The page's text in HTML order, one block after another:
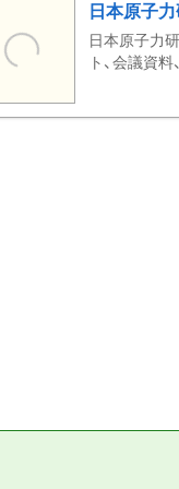
日本原子
日本原子力
ト、会議資